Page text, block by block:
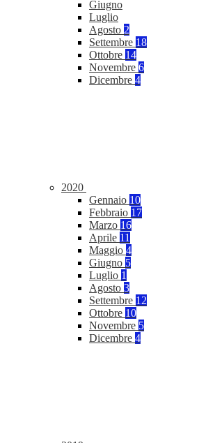
Giugno
Luglio
Agosto 2
Settembre 18
Ottobre 14
Novembre 6
Dicembre 4
2020
Gennaio 10
Febbraio 17
Marzo 16
Aprile 11
Maggio 4
Giugno 5
Luglio 1
Agosto 3
Settembre 12
Ottobre 10
Novembre 5
Dicembre 4